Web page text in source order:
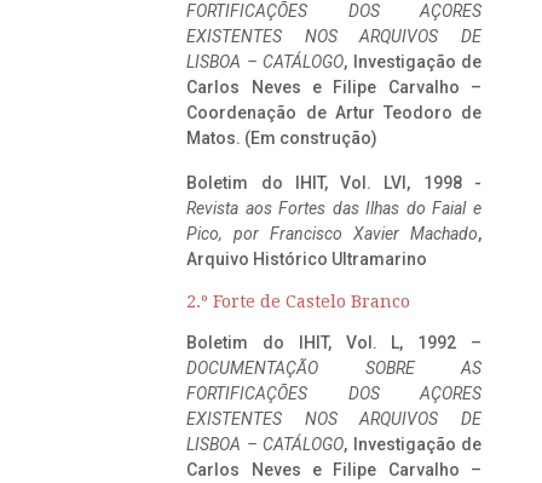
FORTIFICAÇÕES DOS AÇORES
EXISTENTES NOS ARQUIVOS DE
LISBOA – CATÁLOGO, Investigação de
Carlos Neves e Filipe Carvalho –
Coordenação de Artur Teodoro de
Matos. (Em construção)
Boletim do IHIT, Vol. LVI, 1998 -
Revista aos Fortes das Ilhas do Faial e
Pico, por Francisco Xavier Machado,
Arquivo Histórico Ultramarino
2.º Forte de Castelo Branco
Boletim do IHIT, Vol. L, 1992 –
DOCUMENTAÇÃO SOBRE AS
FORTIFICAÇÕES DOS AÇORES
EXISTENTES NOS ARQUIVOS DE
LISBOA – CATÁLOGO, Investigação de
Carlos Neves e Filipe Carvalho –